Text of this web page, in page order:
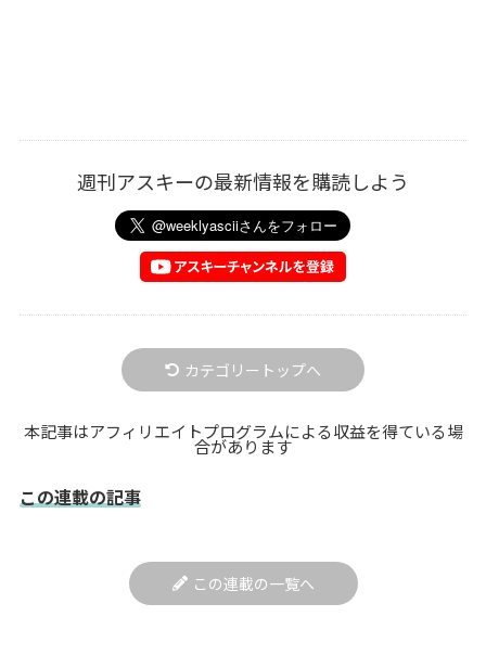
週刊アスキーの最新情報を購読しよう
カテゴリートップへ
本記事はアフィリエイトプログラムによる収益を得ている場
合があります
この連載の記事
この連載の一覧へ